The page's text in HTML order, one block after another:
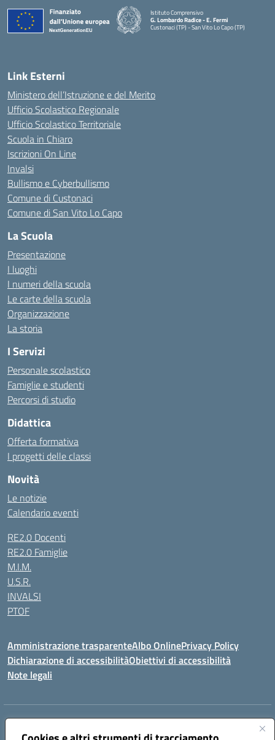
Istituto Comprensivo
G. Lombardo Radice - E. Fermi
Custonaci (TP) - San Vito Lo Capo (TP)
— Visita la pagina iniziale della scuola
Link Esterni
Ministero dell’Istruzione e del Merito
Ufficio Scolastico Regionale
Ufficio Scolastico Territoriale
Scuola in Chiaro
Iscrizioni On Line
Invalsi
Bullismo e Cyberbullismo
Comune di Custonaci
Comune di San Vito Lo Capo
La Scuola
Presentazione
I luoghi
I numeri della scuola
Le carte della scuola
Organizzazione
La storia
I Servizi
Personale scolastico
Famiglie e studenti
Percorsi di studio
Didattica
Offerta formativa
I progetti delle classi
Novità
Le notizie
Calendario eventi
RE2.0 Docenti
RE2.0 Famiglie
M.I.M.
U.S.R.
INVALSI
PTOF
Amministrazione trasparenteAlbo OnlinePrivacy Policy
Dichiarazione di accessibilitàObiettivi di accessibilità
Note legali
Indirizzo:
Centralino:09231872080 Email:tpic80900q@istruzione.it